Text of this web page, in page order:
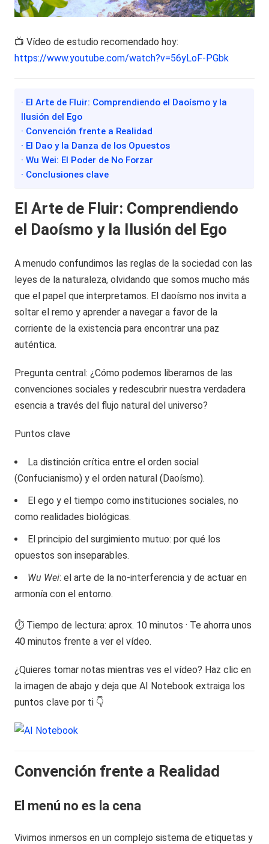
📺 Vídeo de estudio recomendado hoy:
https://www.youtube.com/watch?v=56yLoF-PGbk
· El Arte de Fluir: Comprendiendo el Daoísmo y la
Ilusión del Ego
· Convención frente a Realidad
· El Dao y la Danza de los Opuestos
· Wu Wei: El Poder de No Forzar
· Conclusiones clave
El Arte de Fluir: Comprendiendo
el Daoísmo y la Ilusión del Ego
A menudo confundimos las reglas de la sociedad con las
leyes de la naturaleza, olvidando que somos mucho más
que el papel que interpretamos. El daoísmo nos invita a
soltar el remo y aprender a navegar a favor de la
corriente de la existencia para encontrar una paz
auténtica.
Pregunta central: ¿Cómo podemos liberarnos de las
convenciones sociales y redescubrir nuestra verdadera
esencia a través del flujo natural del universo?
Puntos clave
La distinción crítica entre el orden social
(Confucianismo) y el orden natural (Daoísmo).
El ego y el tiempo como instituciones sociales, no
como realidades biológicas.
El principio del surgimiento mutuo: por qué los
opuestos son inseparables.
Wu Wei: el arte de la no-interferencia y de actuar en
armonía con el entorno.
⏱️ Tiempo de lectura: aprox. 10 minutos · Te ahorra unos
40 minutos frente a ver el vídeo.
¿Quieres tomar notas mientras ves el vídeo? Haz clic en
la imagen de abajo y deja que AI Notebook extraiga los
puntos clave por ti 👇
Convención frente a Realidad
El menú no es la cena
Vivimos inmersos en un complejo sistema de etiquetas y